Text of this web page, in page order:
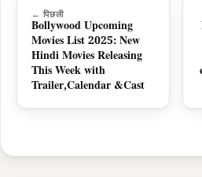
← पिछली
Bollywood Upcoming
Movies List 2025: New
Hindi Movies Releasing
This Week with
Trailer,Calendar &Cast